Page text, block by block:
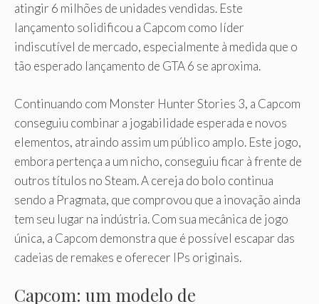
atingir 6 milhões de unidades vendidas. Este
lançamento solidificou a Capcom como líder
indiscutível de mercado, especialmente à medida que o
tão esperado lançamento de GTA 6 se aproxima.
Continuando com Monster Hunter Stories 3, a Capcom
conseguiu combinar a jogabilidade esperada e novos
elementos, atraindo assim um público amplo. Este jogo,
embora pertença a um nicho, conseguiu ficar à frente de
outros títulos no Steam. A cereja do bolo continua
sendo a Pragmata, que comprovou que a inovação ainda
tem seu lugar na indústria. Com sua mecânica de jogo
única, a Capcom demonstra que é possível escapar das
cadeias de remakes e oferecer IPs originais.
Capcom: um modelo de